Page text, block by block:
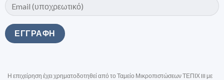
Η επιχείρηση έχει χρηματοδοτηθεί από το Ταμείο Μικροπιστώσεων ΤΕΠΙΧ III με